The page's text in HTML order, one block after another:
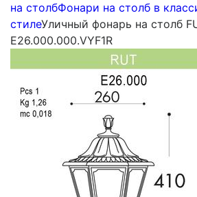
на столбФонари на столб в
стилеУличный фонарь на столб
E26.000.000.VYF1R